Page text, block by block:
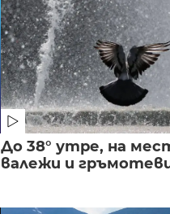
До 38° утре, на
валежи и